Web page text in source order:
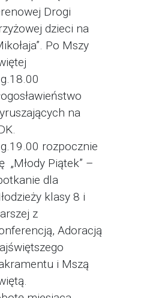
Drogi
dzieci na
Po Mszy
na
rozpocznie
„Młody Piątek” –
dla
klasy 8 i
z
Adoracją
i Mszą